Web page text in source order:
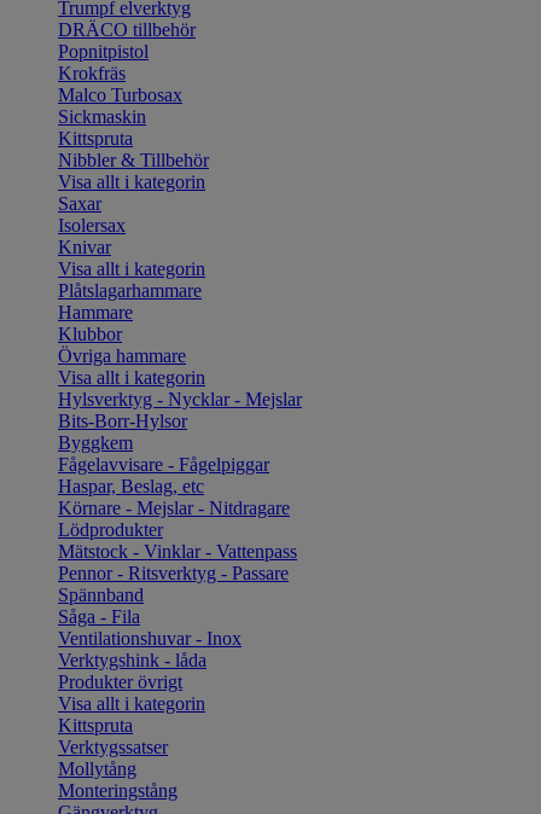
Trumpf elverktyg
DRÄCO tillbehör
Popnitpistol
Krokfräs
Malco Turbosax
Sickmaskin
Kittspruta
Nibbler & Tillbehör
Visa allt i kategorin
Saxar
Isolersax
Knivar
Visa allt i kategorin
Plåtslagarhammare
Hammare
Klubbor
Övriga hammare
Visa allt i kategorin
Hylsverktyg - Nycklar - Mejslar
Bits-Borr-Hylsor
Byggkem
Fågelavvisare - Fågelpiggar
Haspar, Beslag, etc
Körnare - Mejslar - Nitdragare
Lödprodukter
Mätstock - Vinklar - Vattenpass
Pennor - Ritsverktyg - Passare
Spännband
Såga - Fila
Ventilationshuvar - Inox
Verktygshink - låda
Produkter övrigt
Visa allt i kategorin
Kittspruta
Verktygssatser
Mollytång
Monteringstång